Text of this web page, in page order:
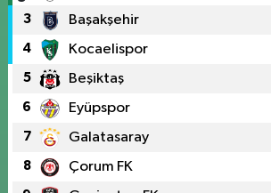
3 Başakşehir
4 Kocaelispor
5 Beşiktaş
6 Eyüpspor
7 Galatasaray
8 Çorum FK